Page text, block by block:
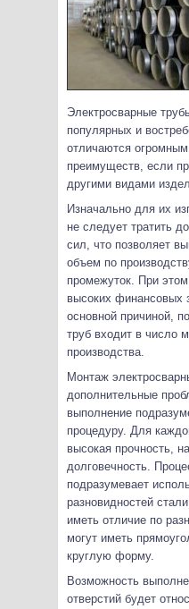
Электросварные
популярных и
отличаются
преимуществ, если
другими видами
Изначально для их
не следует тратить
сил, что позволяет
объем по
промежуток. При
высоких финансовых
основной причиной,
труб входит в число
производства.
Монтаж
дополнительные
выполнение
процедуру. Для
высокая прочность,
долговечность.
подразумевает
разновидностей
иметь отличие по
могут иметь
круглую форму.
Возможность
отверстий будет